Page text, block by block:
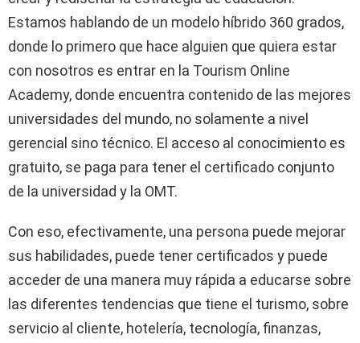
Estamos hablando de un modelo híbrido 360 grados,
donde lo primero que hace alguien que quiera estar
con nosotros es entrar en la Tourism Online
Academy, donde encuentra contenido de las mejores
universidades del mundo, no solamente a nivel
gerencial sino técnico. El acceso al conocimiento es
gratuito, se paga para tener el certificado conjunto
de la universidad y la OMT.
Con eso, efectivamente, una persona puede mejorar
sus habilidades, puede tener certificados y puede
acceder de una manera muy rápida a educarse sobre
las diferentes tendencias que tiene el turismo, sobre
servicio al cliente, hotelería, tecnología, finanzas,